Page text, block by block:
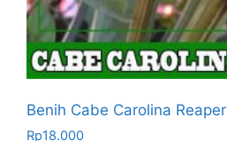
Benih Cabe Carolina Reaper
Rp18.000